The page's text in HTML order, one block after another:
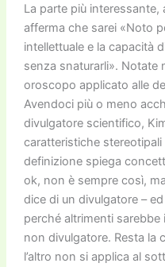
La parte più interessante,
afferma che sarei «Noto
intellettuale e la capacità
senza snaturarli». Notate
oroscopo applicato alle
Avendoci più o meno
divulgatore scientifico,
caratteristiche
definizione spiega
ok, non è sempre così,
dice di un divulgatore –
perché altrimenti
non divulgatore. Resta la
l’altro non si applica al